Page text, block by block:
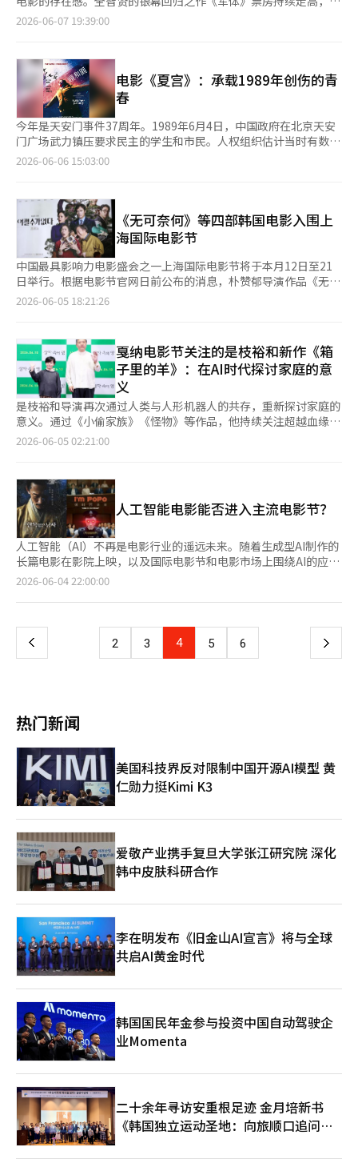
的节奏很重要。如果有笑点，那是因为这种默契。”电影带来了
置为那个时代的氛围提供了支持，他则专注于尚久的现实和情
感。“那时候我喜欢DUO（双人组合）。不过在演戏时，我并没有
过多考虑这些，而是更多地依赖于服装、化妆和舞台的帮助。虽然
对那个时代的再现感到新奇和有趣，但在演戏时，尚久的现实就是
那个时代。所以我更多地考虑的是，从尚久的角度来看，那种感觉
是什么。”在演绎过去与现在的尚久时，他并没有刻意拉开差距。
但他希望尚久在说脏话或粗鲁表达时，不要显得威胁。他希望这个
角色不是一个尖锐的人，而是一个可爱而又令人心疼的人。“我并
威胁。我不知道我是否省略了什么，但我努力让脏话听起来更可
爱。我并不是想让它显得轻松，而是希望它不会显得可怕。”严泰
久常被提及为内向的演员。然而，他对这种将自己完全视为内向的
看法有些不同。他表示，自己在现场更愿意表达意见、开玩笑，与
人交谈的频率也增加了。“我想说我并不是那么内向。哈哈。虽然
有很多方面，但我也有外向的一面。现在可能比以前更少外向，但
随着这份工作的持续，我在现场开玩笑、交谈和表达意见的频率都
增加了。以前我做不到这一点。所以我并不完全内向，但似乎大家
于这部电影涉及偶像，粉丝的请求和反应也显得特别。严泰久表
示，他并不是想做什么，而是希望尽量满足粉丝的需求。“如果粉
丝们有什么要求，我会想着要去满足他们。我并不是说我准备好
了，而是心里是这样的。我希望能尽量回馈他们，虽然不知道能做
到什么，但我会尽量尝试。”※ 本报道经人工智能（AI）系统翻译
与编辑。
形成未来产业中心。 此外，市政府还计划通过与光云大学站周边
开发项目的联动，将东北地区从传统的居住中心转变为具备就业和
原区月溪洞光云大学站附近约15万平方米的旧铁路物流基地（货车
基地）进行开发的项目。该项目的核心是由IPAPK现代产业开发的
首尔元，这是一个大型综合城市，集居住、办公、商业和文化功能
于一体。 此次修订案还包括将工业园区及周边地区的城市规划工
作移交给城市空间总部城市规划科，以及将金浦机场周边城市再生
创新地区项目移交给平衡发展总部西部项目科的内容。 首尔市计
划在8日之前完成意见征集程序，随后将修订案确定，并于吴市长
的民选9期任期开始的下个月1日起实施。 随着首尔竞技场及东北
头。我们讨论如何在电影中表现这一点，最终决定通过僵尸来展开
情节。”集体智慧的概念自然引出了蚂蚁和军体的形象。延导演在
感染者的动作和似乎重启的行为的视觉化过程中，与舞蹈团队进行
了大量讨论。“我想制作关于集体智慧的故事，开始搜索相关资
料。在那里看到蚂蚁生态的研究，了解到‘集体智慧’这个词的首
次使用，并围绕蚂蚁的生态展开了研究。于是自然地与蚂蚁糖联系
在一起，思考如何展示重启的过程。虽然剧本中是抽象的概念，但
需要进行很多视觉化的工作。我们与舞蹈团队讨论这些内容，舞蹈
团队几乎是以军体的心态来创造身体的动作。”《军体》中的感染
者以不同于传统僵尸片的怪异动作给观众留下深刻印象。延导演认
的，而是要有一种一旦看到就难以忘记的气势。“我希望有非常象
征性的动作。在《身体夺取者的入侵》等电影中，外星人发现人类
时会有著名的手势。这种机械而又怪异、略显滑稽的感觉，或许就
是通过某种气势来完成的。我认为创造出标志性的动作是一场气势
的较量。因此，我也多次告诉舞蹈团队要大胆一些。”全智贤的加
盟是本片最大的热点之一。延导演表示，他原本不知道全智贤会对
自己所做的类型作品感兴趣。然而，在交流过程中，他发现全智贤
对类型片有着充分的理解和兴趣。“这几乎是同步进行的。我所做
作品中有很多特别的作品。她也看了很多独特的美剧。她对类型的
理解确实很到位，对剧本的理解也很高。我感到她对这类类型片的
兴趣比我想象中要高。”全智贤饰演的权世贞更接近于一个智能型
角色，而非强烈的动作角色。延导演认为全智贤的清新外形和动作
使得这个角色不显得乏味。同时，他也表示希望在未来能看到她在
真正的动作电影中的表现。“主角是一个智能角色，因此并没有太
多机会进行自由的动作。不过，她的外形确实很清新。即使只是走
色，身体素质也非常适合动作片。”对于具教焕，延导演用“非凡
的演员”来形容。他表示，具教焕在演技上与其他演员有着不同的
地方，并且有能力说服观众。“我认为具教焕是一位非凡的演员。
他的演技与其他演员明显不同，并且他有很强的说服观众的能力。
具教焕本身也是电影迷，这在某种程度上也让他与角色产生了共
鸣。他了解很多独特的电影，并且对非常规的表现方式有很高的理
解。像徐英哲这样的角色，虽然看起来很奇怪，但我觉得他直观地
验型类型电影。延导演表示，最初的剧本较长，但最终决定减少人
呈现为电影时，我认为必须以快速的节奏进行体验型叙事。不得不
减少人物叙事，转向情境中心。因此，关系性变得更加重要，关系
穷。尤其是在经历了新冠疫情后，关于是否应将僵尸视为患者，还
是应将其视为需要消灭的对象的伦理困惑更加加深，这也扩展了他
尸也是如此。我们到底是应该把这些僵尸视为患者，还是应该将其
射杀，这让人感到困惑。尤其是在经历了新冠疫情后，这种伦理困
惑似乎更加明显。因此，想象力在这里得以延展。思考僵尸究竟象
征着什么，可能会衍生出许多不同的想法。”关于不断推出作品的
创作方式，延导演表示，他并没有感到疲惫，反而觉得现在是最有
趣的时期。电影与OTT、国内外项目的界限变得模糊，这对某些人
来说可能是混乱，但他却在其中想到了新的尝试。“我几乎没有感
到疲惫。现在是最有趣的时期。我觉得最近的电影人面临的一个困
扰就是不确定的行业形态。以前只需专注于电影，但现在有OTT，
变得复杂。我也在思考该做什么，去年拍了《脸》后，决定既然这
十年希望围绕未曾尝试过的工作展开。与其纠结于票房或规模，他
更想实验独特的方式和新的制作模式。“与过去十年不同，未来的
十年我希望围绕未尝试过的内容展开。并不一定要纠结于规模或票
房，而是要多尝试一些奇怪的事情，做一些独特的作品。这样才能
让这个时期不留遗憾地度过。最近尝试各种不同的事情真的很有
趣。”※ 本报道经人工智能（AI）系统翻译与编辑。
朝着500万观众迈进，而姜栋元、严泰九、朴志贤主演的喜剧电影
第一。累计观众人数达到了45233309人。自上月21日上映以来，
《军体》始终保持在票房前列，500万观众的突破指日可待。 《军
体》讲述了一场神秘感染事件导致封闭大楼内的幸存者与不断进化
的感染者之间的对抗。该片是导演延尚昊的新作，他曾通过《釜山
行》和《半岛》扩展了丧尸题材，演员包括全智贤、具教焕、池昌
旭、申贤彬、金信禄和高洙等。 特别值得一提的是，《军体》是
全智贤时隔11年重返银幕的作品，备受关注。该片在第79届戛纳
国际电影节的午夜放映单元获邀后，迅速吸引了国内观众，展现了
于3日上映，6日一天吸引了149040名观众，累计观众人数达
431987人。首映日便吸引了超过16万观众，且在周末前观众人数
持续增加。 《野生事物》是一部喜剧电影，讲述了曾在音乐界风
靡一时的三人混合舞蹈组合“三角形”因意外事件解散后，20年后
重获机会，勇敢迎接挑战的故事。姜栋元、严泰九和朴志贤变身
为“三角形”成员，吴政世和申河均等也参与其中。 姜栋元的喜
剧转型、严泰九和朴志贤的表演，以及2000年代音乐界的情感交
织，吸引了观众的反响。《野生事物》在上映初期的观众评分也很
观众，位居第三，累计观众人数为731840人。《迈克尔》吸引了
28968名观众，累计观众人数为1516641人。 在6月的第一个周
末，韩国电影的两部作品双双占据票房前两名，推动了市场的走
势。《军体》进入长期票房，而《野生事物》在上映初期扩大观众
群体，值得关注韩国电影在6月的市场恢复情况。※ 本报道经人工
智能（AI）系统翻译与编辑。
2026-06-07 19:39:00
电影《夏宫》：承载1989年创伤的青
春
今年是天安门事件37周年。1989年6月4日，中国政府在北京天安
门广场武力镇压要求民主的学生和市民。人权组织估计当时有数千
人遇难。然而，中国政府至今仍未正式称呼此事件，而是仅
以及相关的照片、视频和音乐都成为审查对象。今年也有包
含‘89’、‘64’、‘坦克’等词汇的帖子被集中删除。一些网
友分享了在微信转账时输入64元受限，或无法在微信朋友圈分享美
国歌手泰勒·斯威夫特的专辑《1989》的经历。 在中国社会中，
6·4仍然是禁忌。因此，正面涉及天安门事件的中国电影也难以寻
觅。其中，最为人知的作品是娄烨导演的2006年电影《夏宫》。
影片以1989年天安门事件前后政治动荡的时代为背景，展现了大
学生一代的爱情、迷茫、叛逆与创伤。 故事从主人公余红收到北
开始。他是来自乡村的学生，来到北京后，受到宿舍混住、自由吸
烟和性文化等青春叛逆行为的文化冲击。在这里，余红与周伟展开
了一段热烈的爱情。 然而，随着北京校园内民主抗议活动的蔓
延，两人的关系也变得复杂，充满了嫉妒、背叛、不安和执念。随
后，角色们各自带着伤痛离开北京，四散而去。然而，1989年的
记忆始终无法摆脱，生活也愈加阴郁。 影片的原名为《颐和
园》。颐和园是清朝末期慈禧太后的夏季行宫，是帝国辉煌与衰落
共存的地方。影片中，余红与周伟最美好的时光也在颐和园的湖
景。” 因此，颐和园不仅是简单的背景，而是贯穿整部电影的象
征性场所。它代表着曾经存在但再也无法回归的爱情与青春的乐
园。 娄烨在过去的采访中表示：“这部电影最终是关于爱的故
事。”他将1989年时学生与政府的关系比喻为“一次爱的行
为”。 双方的关系最终以痛苦和不适的结局告终，政府对学
生“扇了一个耳光”，即动用军队进行武力镇压。导演表示：“打
得太重，脸上都流血了。”并指出，政府也意识到这一点，随后通
过十年的高速经济发展来弥补。 他表示：“从这个角度看，6·4
原因正是如此。 影片中并未出现“天安门事件”一词。然而，影
片中多次包含了军方对学生的镇压和开火场景，并插入了天安门事
件期间学生挥舞横幅和抗议的真实影像，间接展示了天安门事件的
议也不少。尤其是男女演员的全裸场景和高强度的床戏反复出现，
导致“导演想表达什么我不知道”的反应。 然而，在电影界，该
片被认为是深刻描绘1989年前后中国青年一代的混乱与失落感的
作品之一。 首尔大学中文系教授李正勋在关于电影《夏宫》的论
文中指出：“影片中的性行为是主角们确认自己活着的存在证明仪
式，也是人际之间激烈沟通的手段。” 他还表示：“主角们曾试
图履行时代赋予青年历史使命，但最终失败，结果是长久的创伤与
精神上停滞的人物在岁月流逝后仍然留存的创伤（创伤后遗症）的
回顾。”
2026-06-06 15:03:00
《无可奈何》等四部韩国电影入围上
海国际电影节
中国最具影响力电影盛会之一上海国际电影节将于本月12日至21
日举行。根据电影节官网日前公布的消息，朴赞郁导演作品《无可
奈何》、洪常秀作品《她回来的那天》、张恒准作品《与王生活的
唯一的非专门类竞赛型国际电影节，即国际A类电影节，在亚洲电
影界享有重要影响力。 根据电影节排片安排，《无可奈何》入选
名导新作单元，将放映4场。《她回来的那天》同样入围名导新作
单元，将放映5场。洪常秀的作品近年来在中国电影观众群体中保
持较高关注度。去年的作品《在溪边》和《大自然会对你说什么》
曾在上海国际电影节展映，并获得较高评价。 《世界的主人》和
《与王生活的男人》双双入围年度亚洲电影。《世界的主人》将放
映3场，此前该片曾获得中国平遥国际电影节 “罗伯托・罗西里尼
吸引观众超过一千万人次的《与王生活的男人》将在电影节期间上
映5场。 近年来韩国电影持续在上海国际电影节上受到广泛关注，
去年除洪常秀作品外，柳承菀执导的《老手2》、黄炳国执导的
《野党》、林大熙执导的《神圣之夜：恶魔猎人》等影片均入围展
映名单。 值得关注的是，今年上海国际电影节无一部日本电影入
围。去年奥山由之执导的《在长椅上》、冢原亚由子执导的《巴黎
大饭店》曾在电影节展映。各界推测这与中日关系近来持续紧张不
无关系。 此外，上海国际电影节自2006年以来持续举办的日本电
影专题活动“日本电影周”今年也将暂停举行。
2026-06-05 18:21:26
戛纳电影节关注的是枝裕和新作《箱
子里的羊》：在AI时代探讨家庭的意
义
是枝裕和导演再次通过人类与人形机器人的共存，重新探讨家庭的
意义。通过《小偷家族》《怪物》等作品，他持续关注超越血缘的
关系，而在新作《箱子里的羊》中，他描绘了爱与失落、共同生活
会。现场出席了是枝裕和导演和演员桑木理梦，分享了关于作品的
讨论。《箱子里的羊》讲述了一名7岁的人形机器人代替死去的孩
子进入一个家庭，面对成为家庭一员的喜悦与可能再次被抛弃的焦
虑的故事。这是是枝裕和导演执导的作品，曾参加第79届戛纳国际
电影节的竞争单元，也是他第十次参与戛纳电影节。是枝导演提
到，这部作品的出发点是围绕生成型人工智能（AI）所带来的现实
变化。他表示：“电影的构思大约在两年前开始。我听说在中国，
利用生成型AI复生已故者的商业活动正在兴起。在工作期间，我访
问了中国，见到了从事这一业务的代表，他向我展示了他的商业内
想到了电影的内容。”是枝导演表示：“我很好奇观众会如何接受
这部电影。这部电影并不是讲‘大家都幸福地生活着’。它展示了
妻关系相联系。他表示：“我觉得夫妻关系也是如此。两个异质的
质存在共存的关系，就像玻璃与木头的结合，人类与植物、人形机
器人共同生活一样。在剧中，失去孩子的母亲后悔对孩子说了重
话，而丈夫则后悔没有对孩子说出心里话。他们是拥有不同后悔的
夫妻，但在同一个箱子里共同生活，想象着失去的孩子。这是我想
通过异质存在的关系传达的。”电影的核心是通过200比1的竞争
率选出的童星桑木理梦。是枝导演谈到选角原因时表示：“我一开
始就对她的第一印象很有信心，直觉上决定了她。”他接着
说：“尽管如此，我们还是进行了多次试镜。这不是我个人的判
断，而是在所有工作人员的共识下做出的决定。最关键的是电影后
半部分的浴室戏。她与饰演健介的演员大悟对话的场景，在最后一
次试镜中（与大悟一起）表演，最终决定了选角。”桑木理梦回忆
起接到合格通知时的情景：“家人都高兴得跳了起来，爸爸、妈妈
和姐姐都哭得很厉害。”她说：“一开始我在想‘为什么哭得这么
厉害’，后来妈妈告诉我后，我也感动得哭了。”她还提到了是枝
导演的现场指导。桑木理梦表示：“导演告诉我可以做自己，做你
做，那个要那样做’，但是枝导演让我轻松地做自己。他还开玩笑
说‘适度就好’，但我觉得并不是适度。”是枝导演表示，他并没
有对童星进行细致的指导，而是希望在现场的氛围中自然地引导表
演。他说：“其实对演员的表演进行指导或指示是不存在的。基本
上，现场大悟和桑木在对话和等待的时间里进行了练习。绫濑也参
与其中，演员们在交流的过程中，等到气氛成熟时才开机。”他还
高度评价了桑木理梦的应变能力。是枝导演表示：“桑木是个很特
别的孩子。第一条拍摄结束后，她在第二条拍摄中能改变气氛或台
词，展现出玩乐的感觉和应变能力。她非常享受表演。在这一点
上，我觉得她并不是普通的童星。”他补充道：“在电影中的浴室
2026-06-05 02:21:00
人工智能电影能否进入主流电影节？
人工智能（AI）不再是电影行业的遥远未来。随着生成型AI制作的
长篇电影在影院上映，以及国际电影节和电影市场上围绕AI的应用
和创作伦理展开的讨论，电影行业面临新的标准。作为这一变化的
了“富川选择：AI电影”单元，开始正式放映和评选AI电影。这一
重要意义。富川的尝试在今年的戛纳电影市场上得到了延续。富川
国际奇幻电影节执行委员申哲在第79届戛纳国际电影节期间受邀参
其在AI电影单元运营中积累的经验和问题意识。申委员还参加了戛
纳电影市场的核心活动“AI人才峰会”，为围绕AI的电影产业变化
发声。戛纳的态度相对谨慎。对于如何在主要竞争单元中处理由AI
主导创作的作品，仍然保持谨慎的氛围。然而，在电影市场上，关
于AI制作、投资、版权和创作伦理的讨论正在扩大。电影行业正在
寻找在将AI作为制作工具与AI成为创作主体之间的新标准。如果AI
电影开始进入现有电影节，接下来的问题是评估标准。仅凭AI制作
的技术新颖性，无法在电影节的语言中立足。需要考量实际在影院
上映的AI长篇电影展现出的可能性与局限性，以及如何克服创作伦
理和权利问题。在韩国，AI长篇电影已经开始在影院上映。5月，
100%生成型AI制作的长篇电影《我是波波》和《穿汉服的男人》
同时上映。《我是波波》讲述了一名为人类而生的AI机器人杀死潜
在犯罪者的故事，而《穿汉服的男人》则描绘了朝鲜科学家张英实
品表明，AI电影不再局限于短片实验，而是进入了长篇叙事和影院
上映的领域。当然，可能性与局限性并存。这两部作品的观众人数
仅在数百人左右，商业影响力有限。除了技术尝试之外，如何在观
众中作为电影获得说服力仍然是一个待解决的问题。生成型AI视频
在长时间内保持人物面孔、表情和背景一致性方面存在困难，长篇
电影制作需要大量的重复工作和场景调节。作为国内首部引起关注
的AI长篇电影，导演姜允成的《中间界》同样展示了可能性与局限
性。姜导演在25年前准备的剧本中考虑了AI技术，并进行了修改，
通过AI将原本在现有制作成本和技术环境下难以实现的十二生肖、
海太和阎罗王等角色视觉化。他在接受本报采访时表示：“编剧总
是首先想到预算，使用AI可以打破这种限制。当‘这可以实现
吗？’的那一刻，可以描绘出新的世界。”然而，AI电影要进入现
有电影节，仅凭技术可能性是不够的。创作伦理和权利问题是首要
解决的课题。演员严惠兰的面孔和声音通过AI实现的短片电影《检
表员》引发了争议。制作方解释称已获得肖像权使用许可，但其所
属公司表示没有事先协商或许可，因此该视频被处理为非公开。在
2026-06-04 22:00:00
上
页
2 3 4 5 6 下
热门新闻
美国科技界反对限制中国开源AI模型 黄
仁勋力挺Kimi K3
爱敬产业携手复旦大学张江研究院 深化
韩中皮肤科研合作
李在明发布《旧金山AI宣言》将与全球
共启AI黄金时代
韩国国民年金参与投资中国自动驾驶企
业Momenta
二十余年寻访安重根足迹 金月培新书
《韩国独立运动圣地：向旅顺口追问历